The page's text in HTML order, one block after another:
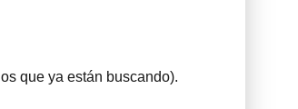
que ya están buscando).